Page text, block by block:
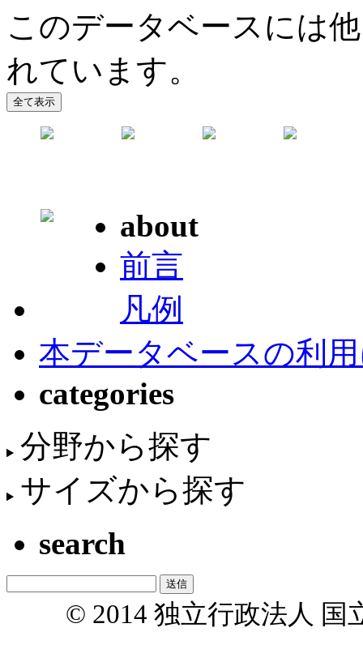
このデータベースには
れています。
about
前言
凡例
本データベースの利
categories
分野から探す
サイズから探す
search
© 2014 独立行政法人 国